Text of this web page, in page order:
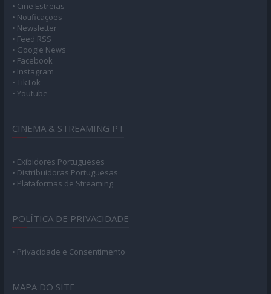
• Cine Estreias
• Notificações
• Newsletter
• Feed RSS
• Google News
• Facebook
• Instagram
• TikTok
• Youtube
CINEMA & STREAMING PT
• Exibidores Portugueses
• Distribuidoras Portuguesas
• Plataformas de Streaming
POLÍTICA DE PRIVACIDADE
• Privacidade e Consentimento
MAPA DO SITE